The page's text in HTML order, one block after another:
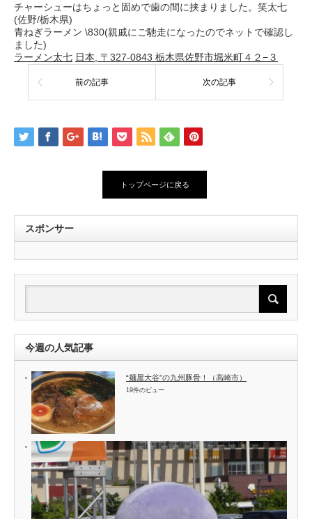
チャーシューはちょっと固めで歯の間に挟まりました。笑太七
(佐野/栃木県)
青ねぎラーメン \830(親戚にご馳走になったのでネットで確認し
ました)
ラーメン太七 日本, 〒327-0843 栃木県佐野市堀米町４２−３
前の記事 次の記事
トップページに戻る
スポンサー
今週の人気記事
“麺屋大谷”の九州豚骨！（高崎市）
19件のビュー